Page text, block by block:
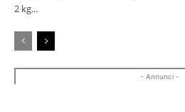
2 kg...
- Annunci -